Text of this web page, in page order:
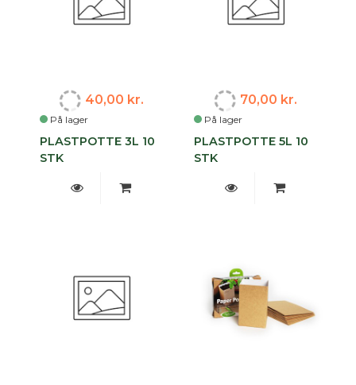
På lager
40,00 kr.
PLASTPOTTE 3L 10
STK
På lager
70,00 kr.
PLASTPOTTE 5L 10
STK